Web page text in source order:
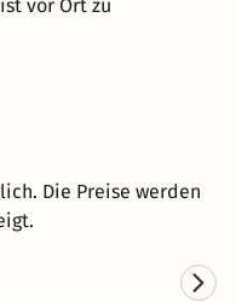
vor Ort zu
Die Preise werden